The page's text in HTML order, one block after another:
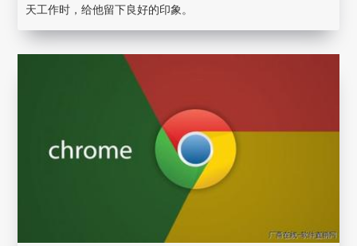
天工作时，给他留下良好的印象。